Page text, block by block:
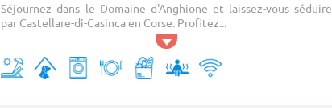
Séjournez dans le Domaine d'Anghione et laissez-vous séduire
par Castellare-di-Casinca en Corse. Profitez...